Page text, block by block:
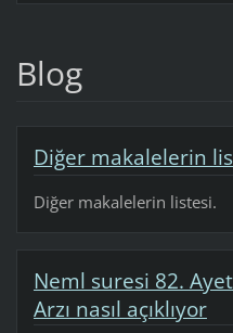
Blog
Diğer makalelerin
Diğer makalelerin listesi.
Neml suresi 82.
Arzı nasıl açıklıyor